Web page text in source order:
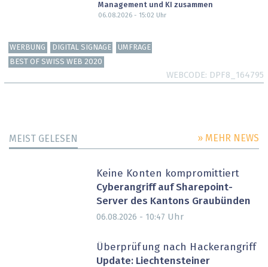
Management und KI zusammen
06.08.2026 - 15:02 Uhr
WERBUNG DIGITAL SIGNAGE
UMFRAGE
BEST OF SWISS WEB 2020
WEBCODE DPF8_164795
MEIST GELESEN » MEHR NEWS
Keine Konten kompromittiert
Cyberangriff auf Sharepoint-
Server des Kantons Graubünden
06.08.2026 - 10:47 Uhr
Überprüfung nach Hackerangriff
Update: Liechtensteiner